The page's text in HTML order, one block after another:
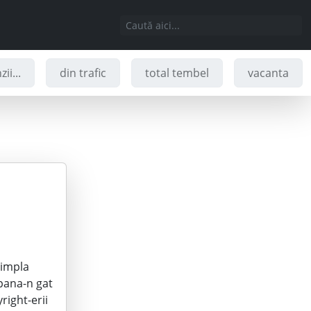
din trafic total tembel vacanta
n gat
erii